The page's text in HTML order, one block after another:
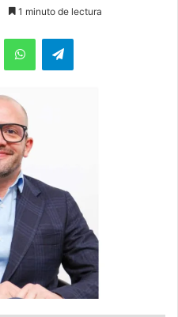
1 minuto de lectura
WhatsAppTelegram